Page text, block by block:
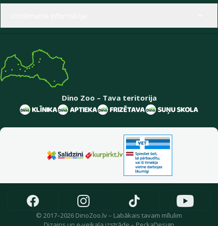
Dino Zoo – Tava teritorija
© 2017–2026 DinoZoo.lv – Labākais tavam mīlulim